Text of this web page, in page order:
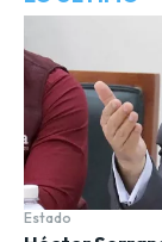
Estado